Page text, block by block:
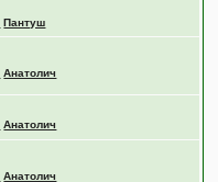
Пантуш
Анатолич
Анатолич
Анатолич